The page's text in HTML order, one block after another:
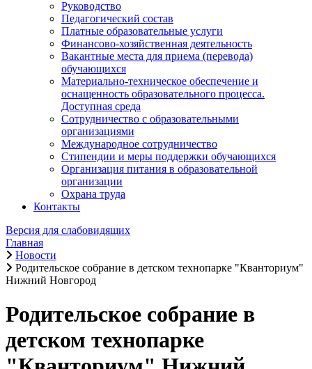
Руководство
Педагогический состав
Платные образовательные услуги
Финансово-хозяйственная деятельность
Вакантные места для приема (перевода)
обучающихся
Материально-техническое обеспечение и
оснащенность образовательного процесса.
Доступная среда
Сотрудничество с образовательными
организациями
Международное сотрудничество
Стипендии и меры поддержки обучающихся
Организация питания в образовательной
организации
Охрана труда
Контакты
Версия для слабовидящих
Главная
Новости
Родительское собрание в детском технопарке "Кванториум"
Нижний Новгород
Родительское собрание в
детском технопарке